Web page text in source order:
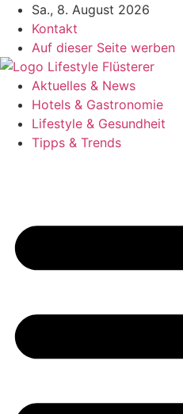
Zum
Inhalt
springen
Sa., 8. August 2026
Kontakt
Auf dieser Seite werben
Aktuelles & News
Hotels & Gastronomie
Lifestyle & Gesundheit
Tipps & Trends